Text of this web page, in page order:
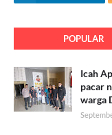
POPULAR
Icah
pacar
warga